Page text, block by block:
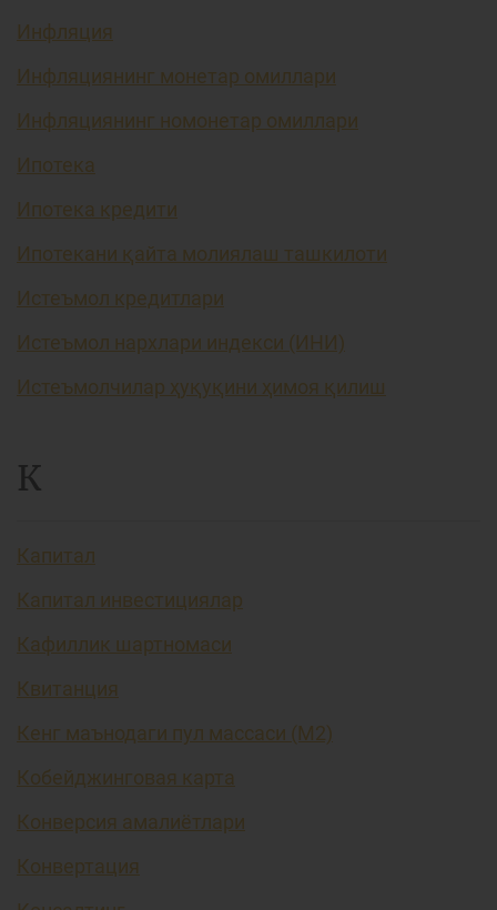
Инфляция
Инфляциянинг монетар омиллари
Инфляциянинг номонетар омиллари
Ипотека
Ипотека кредити
Ипотекани қайта молиялаш ташкилоти
Истеъмол кредитлари
Истеъмол нархлари индекси (ИНИ)
Истеъмолчилар ҳуқуқини ҳимоя қилиш
К
Капитал
Капитал инвестициялар
Кафиллик шартномаси
Квитанция
Кенг маънодаги пул массаси (М2)
Кобейджинговая карта
Конверсия амалиётлари
Конвертация